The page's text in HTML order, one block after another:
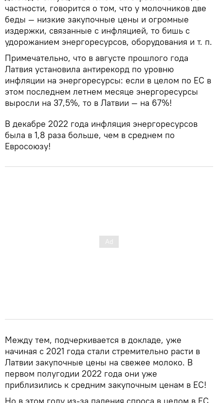
частности, говорится о том, что у молочников две
беды — низкие закупочные цены и огромные
издержки, связанные с инфляцией, то бишь с
удорожанием энергоресурсов, оборудования и т. п.
Примечательно, что в августе прошлого года
Латвия установила антирекорд по уровню
инфляции на энергоресурсы: если в целом по ЕС в
этом последнем летнем месяце энергоресурсы
выросли на 37,5%, то в Латвии — на 67%!
В декабре 2022 года инфляция энергоресурсов
была в 1,8 раза больше, чем в среднем по
Евросоюзу!
Между тем, подчеркивается в докладе, уже
начиная с 2021 года стали стремительно расти в
Латвии закупочные цены на свежее молоко. В
первом полугодии 2022 года они уже
приблизились к средним закупочным ценам в ЕС!
Но в этом году из-за падения спроса в целом в ЕС